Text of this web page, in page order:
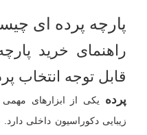
پارچه پرده ای
قابل توجه انتخاب
پرده یکی از ابزارهای
زیبایی دکوراسیون داخلی دارد.